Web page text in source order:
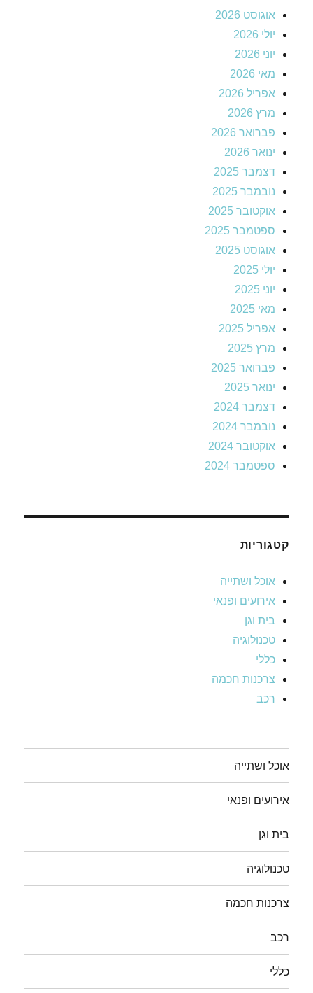
אוגוסט 2026
יולי 2026
יוני 2026
מאי 2026
אפריל 2026
מרץ 2026
פברואר 2026
ינואר 2026
דצמבר 2025
נובמבר 2025
אוקטובר 2025
ספטמבר 2025
אוגוסט 2025
יולי 2025
יוני 2025
מאי 2025
אפריל 2025
מרץ 2025
פברואר 2025
ינואר 2025
דצמבר 2024
נובמבר 2024
אוקטובר 2024
ספטמבר 2024
קטגוריות
אוכל ושתייה
אירועים ופנאי
בית וגן
טכנולוגיה
כללי
צרכנות חכמה
רכב
אוכל ושתייה
אירועים ופנאי
בית וגן
טכנולוגיה
צרכנות חכמה
רכב
כללי